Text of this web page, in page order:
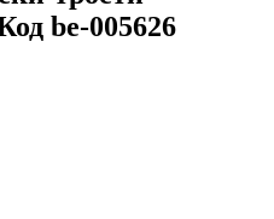
be-005626